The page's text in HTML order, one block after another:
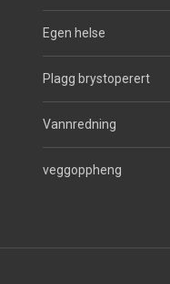
Egen helse
Plagg brystoperert
Vannredning
veggoppheng